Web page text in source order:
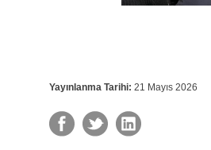
Yayınlanma Tarihi: 21 Mayıs 2026